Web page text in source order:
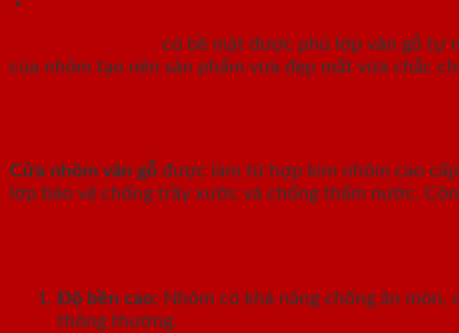
có bề mặt được phủ lớp vân gỗ tự
của nhôm tạo nên sản phẩm vừa đẹp mắt vừa chắc
Cửa nhôm vân gỗ được làm từ hợp kim nhôm cao
lớp bảo vệ chống trầy xước và chống thấm nước.
Độ bền cao: Nhôm có khả năng chống ăn
thông thường.